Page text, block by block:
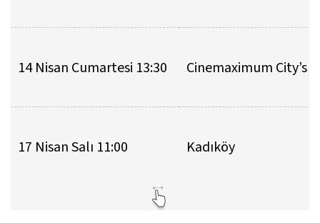
14 Nisan Cumartesi 13:30 Cinemaximum City’s 3
17 Nisan Salı 11:00 Kadıköy